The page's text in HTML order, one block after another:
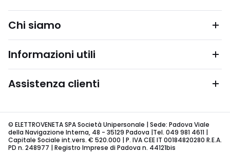
Chi siamo
Informazioni utili
Assistenza clienti
© ELETTROVENETA SPA Società Unipersonale | Sede: Padova Viale
della Navigazione Interna, 48 - 35129 Padova |Tel. 049 981 4611 |
Capitale Sociale int.vers. € 520.000 | P. IVA CEE IT 00184820280 R.E.A.
PD n. 248977 | Registro Imprese di Padova n. 44121bis